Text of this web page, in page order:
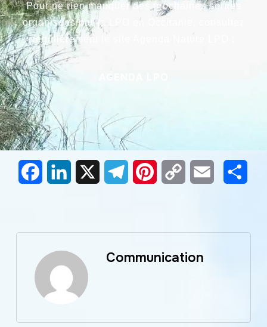
Pour ne rien manquer des prochaines sorties
organisées par la LPO en Occitanie, consultez
régulièrement le site Agenda Nature LPO :
AGENDA LPO
FacebookLinkedIn TelegramPinterestCopy Email
Communication